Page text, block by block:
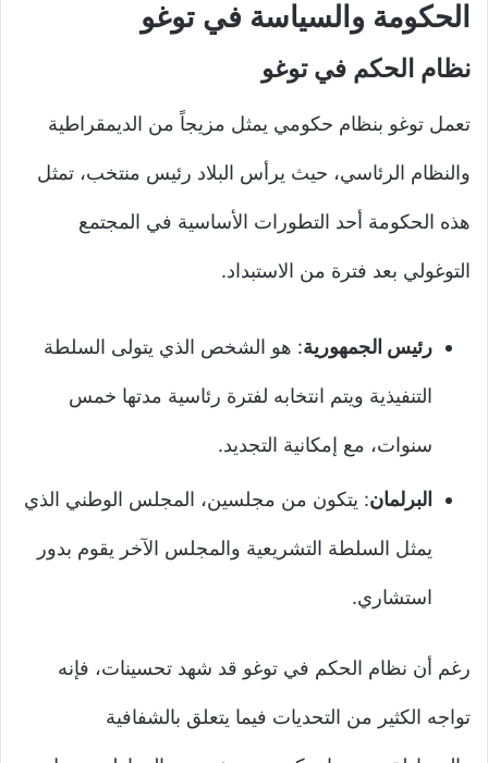
الحكومة والسياسة في توغو
نظام الحكم في توغو
تعمل توغو بنظام حكومي يمثل مزيجاً من الديمقراطية
والنظام الرئاسي، حيث يرأس البلاد رئيس منتخب، تمثل
هذه الحكومة أحد التطورات الأساسية في المجتمع
التوغولي بعد فترة من الاستبداد.
رئيس الجمهورية: هو الشخص الذي يتولى السلطة
التنفيذية ويتم انتخابه لفترة رئاسية مدتها خمس
سنوات، مع إمكانية التجديد.
البرلمان: يتكون من مجلسين، المجلس الوطني الذي
يمثل السلطة التشريعية والمجلس الآخر يقوم بدور
استشاري.
رغم أن نظام الحكم في توغو قد شهد تحسينات، فإنه
تواجه الكثير من التحديات فيما يتعلق بالشفافية